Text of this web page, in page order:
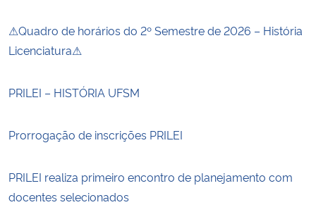
⚠Quadro de horários do 2º Semestre de 2026 – História
Licenciatura⚠
PRILEI – HISTÓRIA UFSM
Prorrogação de inscrições PRILEI
PRILEI realiza primeiro encontro de planejamento com
docentes selecionados